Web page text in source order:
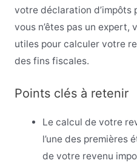
votre déclaration d’impôts
vous n’êtes pas un expert,
utiles pour calculer votre
des fins fiscales.
Points clés à retenir
Le calcul de votre
l’une des premières
de votre revenu